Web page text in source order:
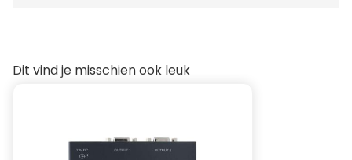
Dit vind je misschien ook leuk